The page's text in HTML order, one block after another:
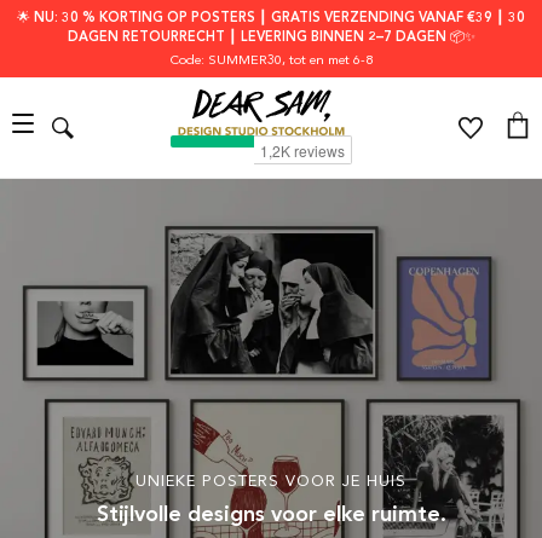
🌟 NU: 30 % KORTING OP POSTERS ┃ GRATIS VERZENDING VANAF €39 ┃ 30
DAGEN RETOURRECHT ┃ LEVERING BINNEN 2–7 DAGEN 📦✨
Code: SUMMER30, tot en met 6-8
UNIEKE POSTERS VOOR JE HUIS
Stijlvolle designs voor elke ruimte.